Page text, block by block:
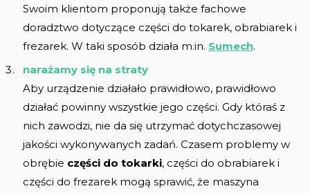
Swoim klientom proponują także fachowe
doradztwo dotyczące części do tokarek, obrabiarek i
frezarek. W taki sposób działa m.in. Sumech.
narażamy się na straty
Aby urządzenie działało prawidłowo, prawidłowo
działać powinny wszystkie jego części. Gdy któraś z
nich zawodzi, nie da się utrzymać dotychczasowej
jakości wykonywanych zadań. Czasem problemy w
obrębie części do tokarki, części do obrabiarek i
części do frezarek mogą sprawić, że maszyna